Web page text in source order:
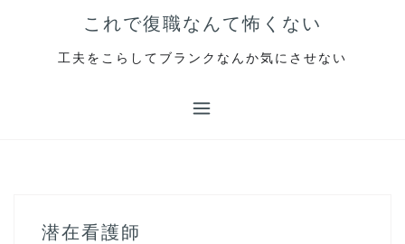
これで復職なんて怖くない
工夫をこらしてブランクなんか気にさせない
潜在看護師